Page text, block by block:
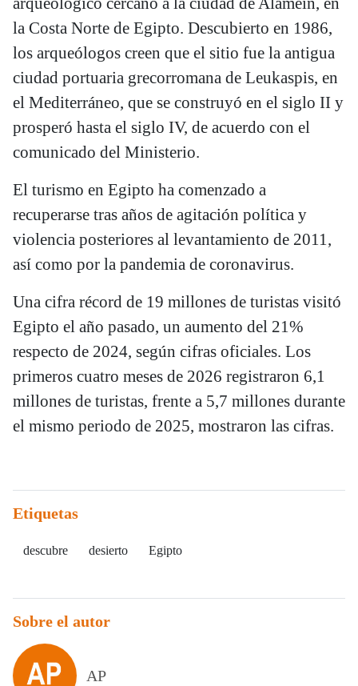
la Costa Norte de Egipto. Descubierto en 1986,
los arqueólogos creen que el sitio fue la antigua
ciudad portuaria grecorromana de Leukaspis, en
el Mediterráneo, que se construyó en el siglo II y
prosperó hasta el siglo IV, de acuerdo con el
comunicado del Ministerio.
El turismo en Egipto ha comenzado a
recuperarse tras años de agitación política y
violencia posteriores al levantamiento de 2011,
así como por la pandemia de coronavirus.
Una cifra récord de 19 millones de turistas visitó
Egipto el año pasado, un aumento del 21%
respecto de 2024, según cifras oficiales. Los
primeros cuatro meses de 2026 registraron 6,1
millones de turistas, frente a 5,7 millones durante
el mismo periodo de 2025, mostraron las cifras.
Etiquetas
descubre desierto Egipto
Sobre el autor
AP